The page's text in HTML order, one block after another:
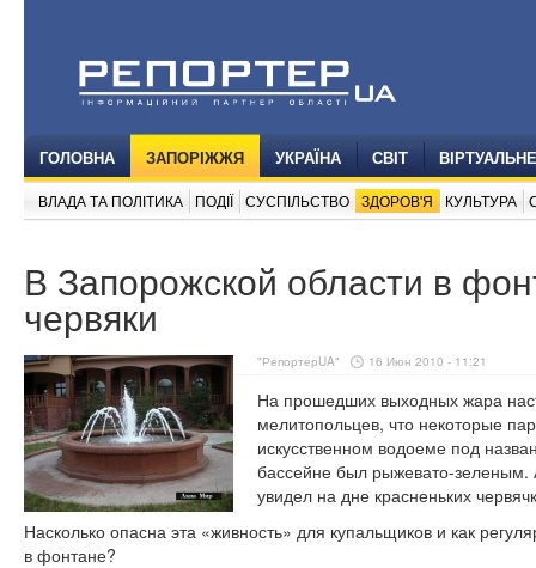
ГОЛОВНА ЗАПОРІЖЖЯ УКРАЇНА СВІТ
ВЛАДА ТА ПОЛІТИКА ПОДІЇ СУСПІЛЬСТВО ЗДОРОВ'Я КУЛЬТУРА
В Запорожской области в
червяки
"РепортерUA" 16 Июн 2010 - 11:21
На прошедших выходных жара
мелитопольцев, что некоторые
искусственном водоеме под
бассейне был рыжевато-зеленым.
увидел на дне красненьких
Насколько опасна эта «живность» для купальщиков и как
в фонтане?